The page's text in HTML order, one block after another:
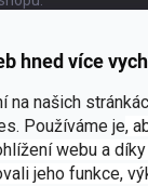
hned více
na našich
Používáme je,
webu a
jeho funkce,